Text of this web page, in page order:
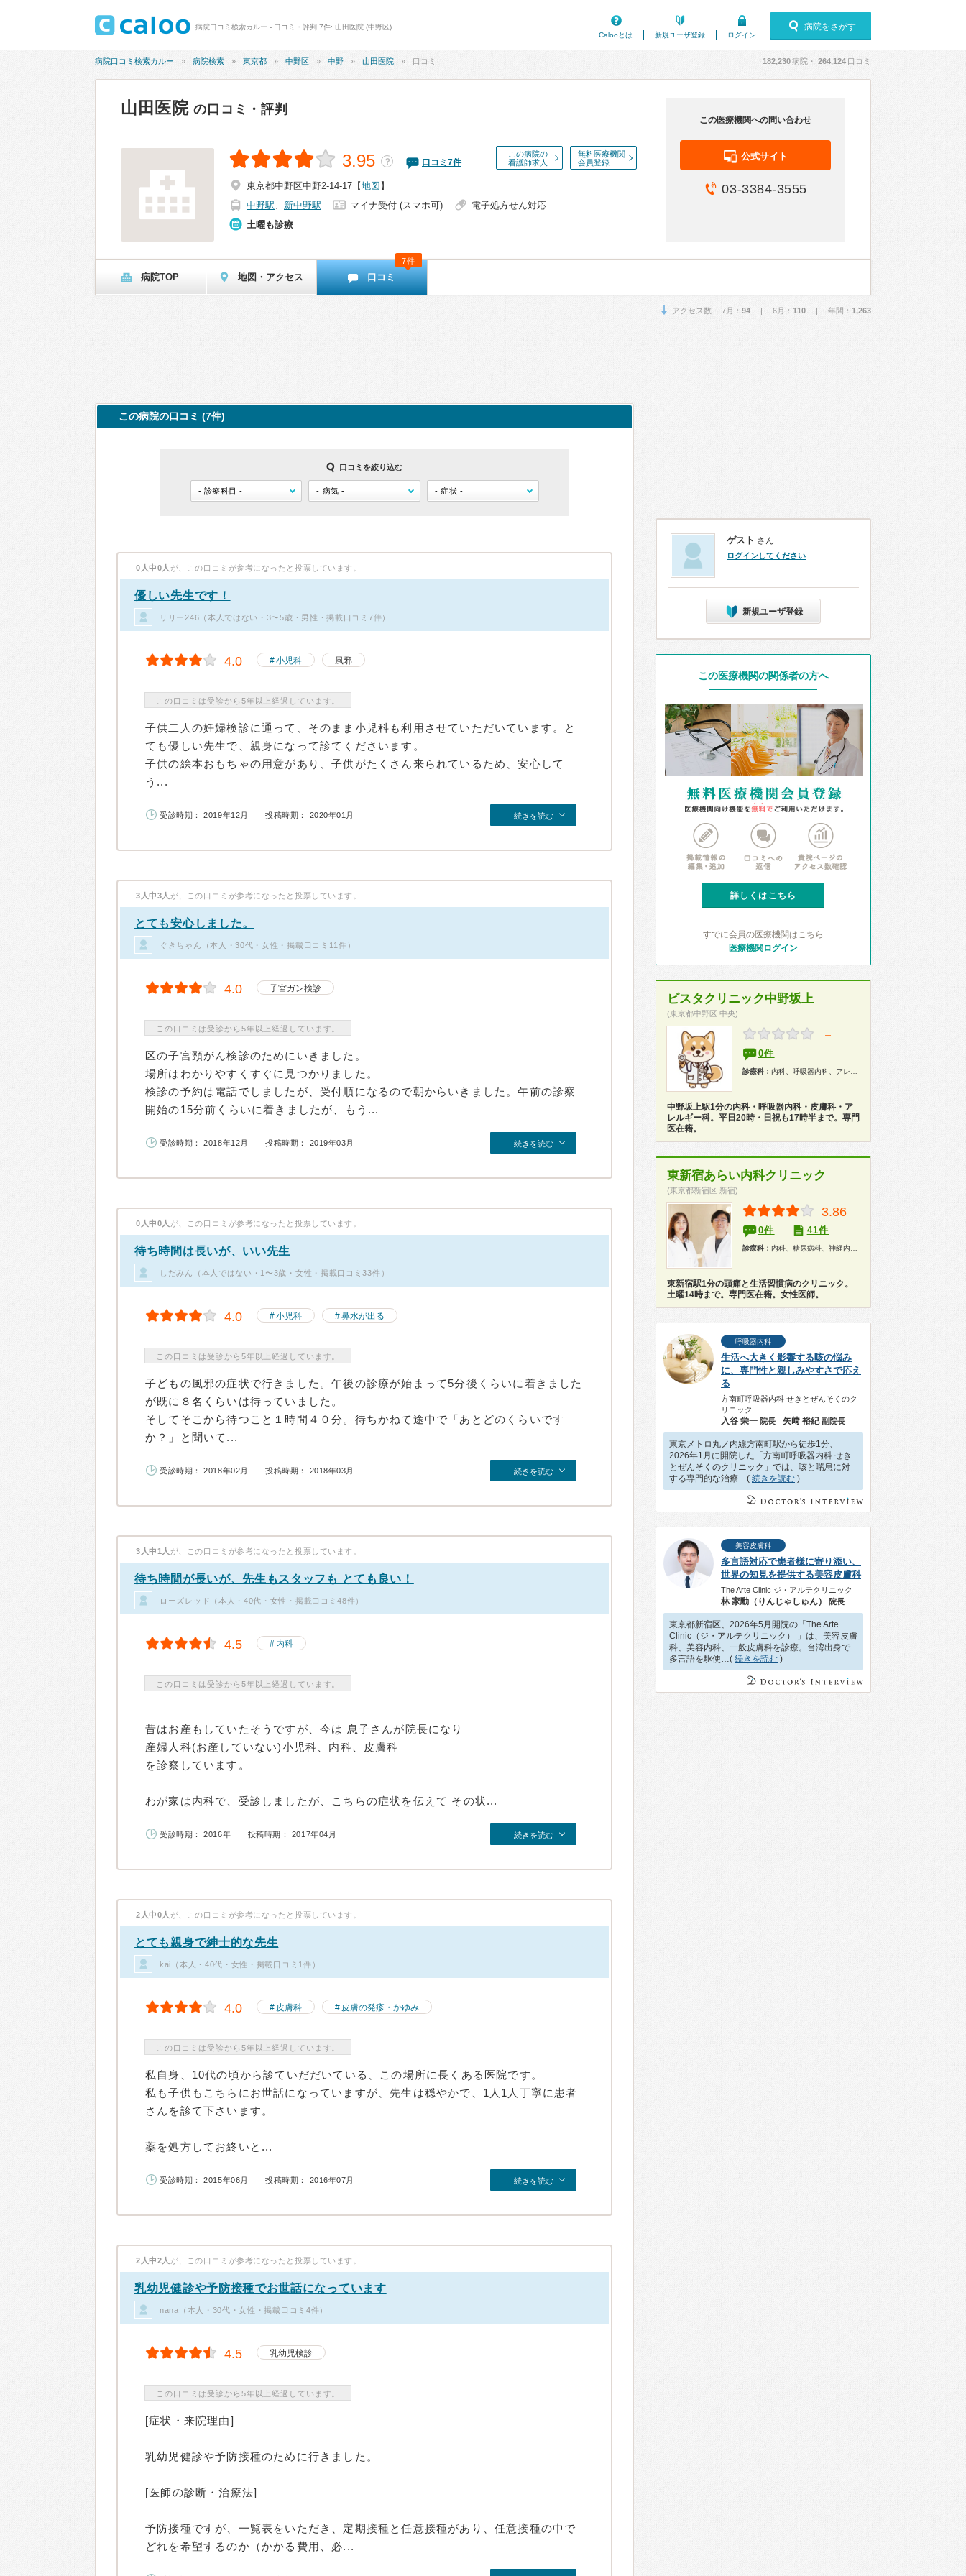
病院口コミ検索カルー - 口コミ・評判 7件: 山田医院 (中野区)
Calooとは
新規ユーザ登録 ログイン
病院をさがす
病院口コミ検索カルー 病院検索 東京都 中野区 中野 山田医院 口コミ 182,230病院・ 264,124 口コミ
山田医院 の口コミ・評判
この病院の
看護師求人
無料医療機関
会員登録
3.95 ？ 口コミ 7件
東京都中野区中野2-14-17 【地図 】
中野駅、 新中野駅 マイナ受付 (スマホ可)
電子処方せん対応
土曜も診療
この医療機関への問い合わせ
公式サイト
03-3384-3555
病院TOP 地図・アクセス 口コミ
7件
アクセス数 7月： 94 | 6月： 110 | 年間： 1,263
この病院の口コミ (7件)
口コミを絞り込む
0人中0人 が、この口コミが参考になったと投票しています。
優しい先生です！
リリー246（本人ではない・3〜5歳・男性・掲載口コミ7件）
4.0 小児科 風邪
この口コミは受診から5年以上経過しています。
子供二人の妊婦検診に通って、そのまま小児科も利用させていただいています。と
ても優しい先生で、親身になって診てくださいます。
子供の絵本おもちゃの用意があり、子供がたくさん来られているため、安心して
う...
受診時期： 2019年12月 投稿時期： 2020年01月 続きを読む
3人中3人 が、この口コミが参考になったと投票しています。
とても安心しました。
ぐきちゃん（本人・30代・女性・掲載口コミ11件）
4.0 子宮ガン検診
この口コミは受診から5年以上経過しています。
区の子宮頸がん検診のためにいきました。
場所はわかりやすくすぐに見つかりました。
検診の予約は電話でしましたが、受付順になるので朝からいきました。午前の診察
開始の15分前くらいに着きましたが、もう...
受診時期： 2018年12月 投稿時期： 2019年03月 続きを読む
0人中0人 が、この口コミが参考になったと投票しています。
待ち時間は長いが、いい先生
しだみん（本人ではない・1〜3歳・女性・掲載口コミ33件）
4.0 小児科 鼻水が出る
この口コミは受診から5年以上経過しています。
子どもの風邪の症状で行きました。午後の診療が始まって5分後くらいに着きました
が既に８名くらいは待っていました。
そしてそこから待つこと１時間４０分。待ちかねて途中で「あとどのくらいです
か？」と聞いて...
受診時期： 2018年02月 投稿時期： 2018年03月 続きを読む
3人中1人 が、この口コミが参考になったと投票しています。
待ち時間が長いが、先生もスタッフも とても良い！
ローズレッド（本人・40代・女性・掲載口コミ48件）
4.5 内科
この口コミは受診から5年以上経過しています。
昔はお産もしていたそうですが、今は 息子さんが院長になり
産婦人科(お産していない)小児科、内科、皮膚科
を診察しています。
わが家は内科で、受診しましたが、こちらの症状を伝えて その状...
受診時期： 2016年 投稿時期： 2017年04月 続きを読む
2人中0人 が、この口コミが参考になったと投票しています。
とても親身で紳士的な先生
kai（本人・40代・女性・掲載口コミ1件）
4.0 皮膚科 皮膚の発疹・かゆみ
この口コミは受診から5年以上経過しています。
私自身、10代の頃から診ていだだいている、この場所に長くある医院です。
私も子供もこちらにお世話になっていますが、先生は穏やかで、1人1人丁寧に患者
さんを診て下さいます。
薬を処方してお終いと...
受診時期： 2015年06月 投稿時期： 2016年07月 続きを読む
2人中2人 が、この口コミが参考になったと投票しています。
乳幼児健診や予防接種でお世話になっています
nana（本人・30代・女性・掲載口コミ4件）
4.5 乳幼児検診
この口コミは受診から5年以上経過しています。
[症状・来院理由]
乳幼児健診や予防接種のために行きました。
[医師の診断・治療法]
予防接種ですが、一覧表をいただき、定期接種と任意接種があり、任意接種の中で
どれを希望するのか（かかる費用、必...
ゲスト さん
ログインしてください
新規ユーザ登録
この医療機関の関係者の方へ
詳しくはこちら
すでに会員の医療機関はこちら
医療機関ログイン
ビスタクリニック中野坂上
(東京都中野区 中央)
－
0件
診療科： 内科、呼吸器内科、アレルギー科、皮膚科、健康診断
中野坂上駅1分の内科・呼吸器内科・皮膚科・ア
レルギー科。平日20時・日祝も17時半まで。専門
医在籍。
東新宿あらい内科クリニック
(東京都新宿区 新宿)
3.86
0件 41件
診療科： 内科、糖尿病科、神経内科、腎臓内科、健康診断
東新宿駅1分の頭痛と生活習慣病のクリニック。
土曜14時まで。専門医在籍。女性医師。
呼吸器内科
生活へ大きく影響する咳の悩み
に、専門性と親しみやすさで応え
る
方南町呼吸器内科 せきとぜんそくのク
リニック
入谷 栄一 院長 矢﨑 裕紀 副院長
東京メトロ丸ノ内線方南町駅から徒歩1分、
2026年1月に開院した「方南町呼吸器内科 せき
とぜんそくのクリニック」では、咳と喘息に対
する専門的な治療…( 続きを読む )
美容皮膚科
多言語対応で患者様に寄り添い、
世界の知見を提供する美容皮膚科
The Arte Clinic ジ・アルテクリニック
林 家勳（りんじゃしゅん） 院長
東京都新宿区、2026年5月開院の「The Arte
Clinic（ジ・アルテクリニック） 」は、美容皮膚
科、美容内科、一般皮膚科を診療。台湾出身で
多言語を駆使…( 続きを読む )